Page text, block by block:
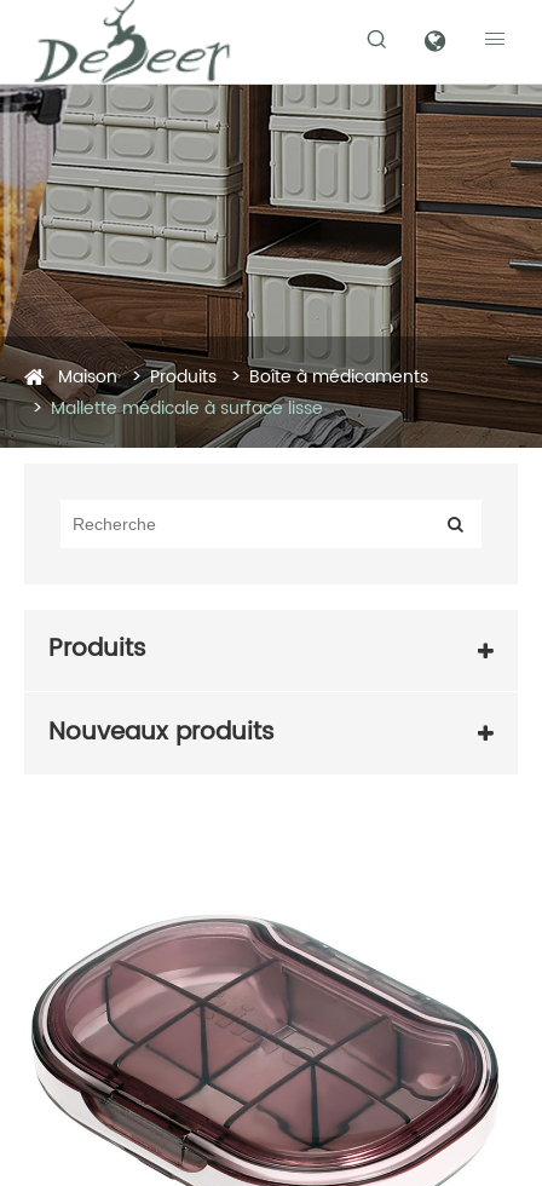
 
Maison Produits
Boîte à médicaments
Mallette médicale à surface lisse
Produits
Nouveaux produits